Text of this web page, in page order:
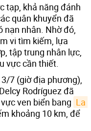
tạp, khả năng đánh
quân khuyển đã
nhân. Nhờ đó,
vi tìm kiếm, lựa
tập trung nhân lực,
vực cần thiết.
7 (giờ địa phương),
Rodríguez đã
ven biển bang La
khoảng 10 km, để